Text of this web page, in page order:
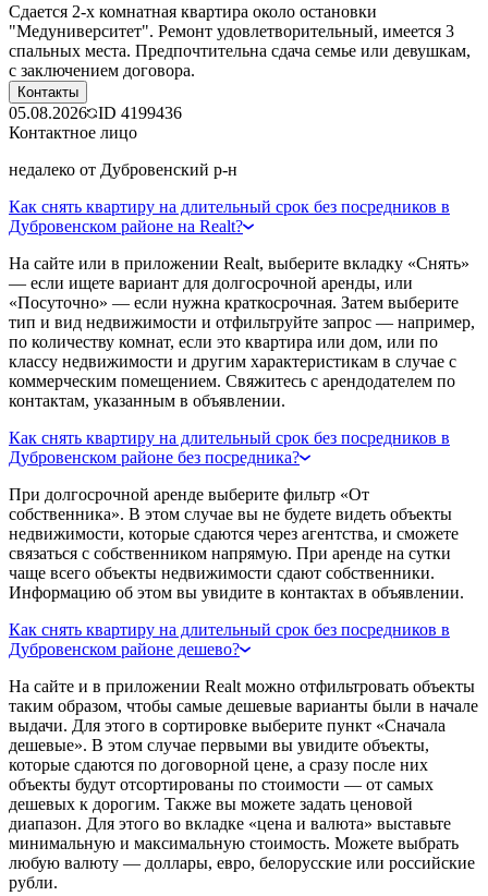
Сдается 2-х комнатная квартира около остановки
"Медуниверситет". Ремонт удовлетворительный, имеется 3
спальных места. Предпочтительна сдача семье или девушкам,
с заключением договора.
Контакты
05.08.2026 ID 4199436
Контактное лицо
недалеко от Дубровенский р-н
Как снять квартиру на длительный срок без посредников в
Дубровенском районе на Realt?
На сайте или в приложении Realt, выберите вкладку «Снять»
— если ищете вариант для долгосрочной аренды, или
«Посуточно» — если нужна краткосрочная. Затем выберите
тип и вид недвижимости и отфильтруйте запрос — например,
по количеству комнат, если это квартира или дом, или по
классу недвижимости и другим характеристикам в случае с
коммерческим помещением. Свяжитесь с арендодателем по
контактам, указанным в объявлении.
Как снять квартиру на длительный срок без посредников в
Дубровенском районе без посредника?
При долгосрочной аренде выберите фильтр «От
собственника». В этом случае вы не будете видеть объекты
недвижимости, которые сдаются через агентства, и сможете
связаться с собственником напрямую. При аренде на сутки
чаще всего объекты недвижимости сдают собственники.
Информацию об этом вы увидите в контактах в объявлении.
Как снять квартиру на длительный срок без посредников в
Дубровенском районе дешево?
На сайте и в приложении Realt можно отфильтровать объекты
таким образом, чтобы самые дешевые варианты были в начале
выдачи. Для этого в сортировке выберите пункт «Сначала
дешевые». В этом случае первыми вы увидите объекты,
которые сдаются по договорной цене, а сразу после них
объекты будут отсортированы по стоимости — от самых
дешевых к дорогим. Также вы можете задать ценовой
диапазон. Для этого во вкладке «цена и валюта» выставьте
минимальную и максимальную стоимость. Можете выбрать
любую валюту — доллары, евро, белорусские или российские
рубли.